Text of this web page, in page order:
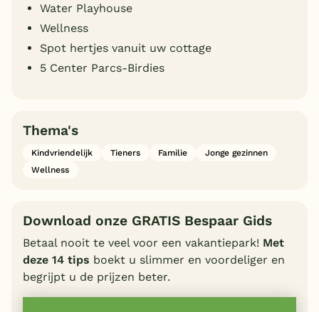
Water Playhouse
Wellness
Spot hertjes vanuit uw cottage
5 Center Parcs-Birdies
Thema's
Kindvriendelijk Tieners Familie
Jonge gezinnen
Wellness
Download onze GRATIS Bespaar Gids
Betaal nooit te veel voor een vakantiepark! Met
deze 14 tips boekt u slimmer en voordeliger en
begrijpt u de prijzen beter.